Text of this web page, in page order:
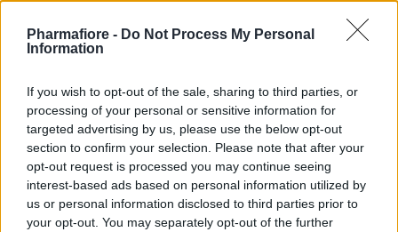
Pharmafiore - Do Not Process My Personal
Information
If you wish to opt-out of the sale, sharing to third parties, or
processing of your personal or sensitive information for
targeted advertising by us, please use the below opt-out
section to confirm your selection. Please note that after your
opt-out request is processed you may continue seeing
interest-based ads based on personal information utilized by
us or personal information disclosed to third parties prior to
your opt-out. You may separately opt-out of the further
raccolta campioni urine
prodotti per analisi cliniche
Potrebbero piacerti anche